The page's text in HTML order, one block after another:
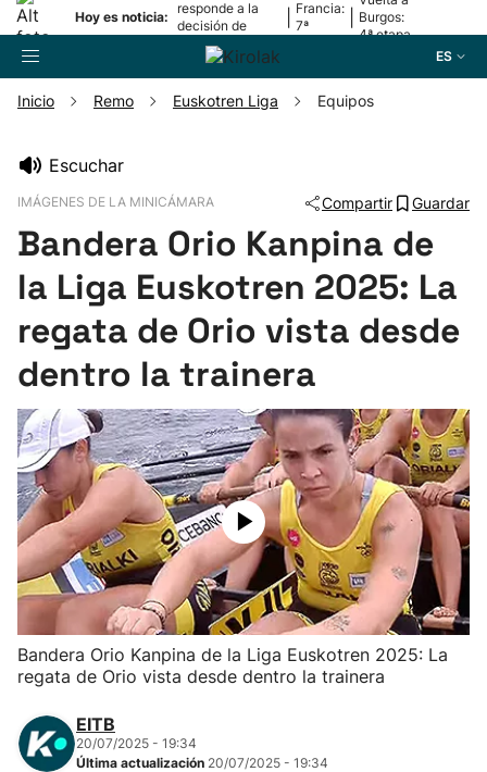
Hoy es noticia:
responde a la
decisión de
Oriamendi
Francia:
7ª
Burgos:
4ª etapa
ES
Pelota
Remo
Ciclismo
Herri-kirolak
Balonmano
Kirolak 360
Carreras de montaña
Inicio Remo Euskotren Liga Equipos
Escuchar
IMÁGENES DE LA MINICÁMARA Compartir Guardar
Bandera Orio Kanpina de
la Liga Euskotren 2025: La
regata de Orio vista desde
dentro la trainera
Bandera Orio Kanpina de la Liga Euskotren 2025: La
regata de Orio vista desde dentro la trainera
EITB
20/07/2025 - 19:34
Última actualización 20/07/2025 - 19:34